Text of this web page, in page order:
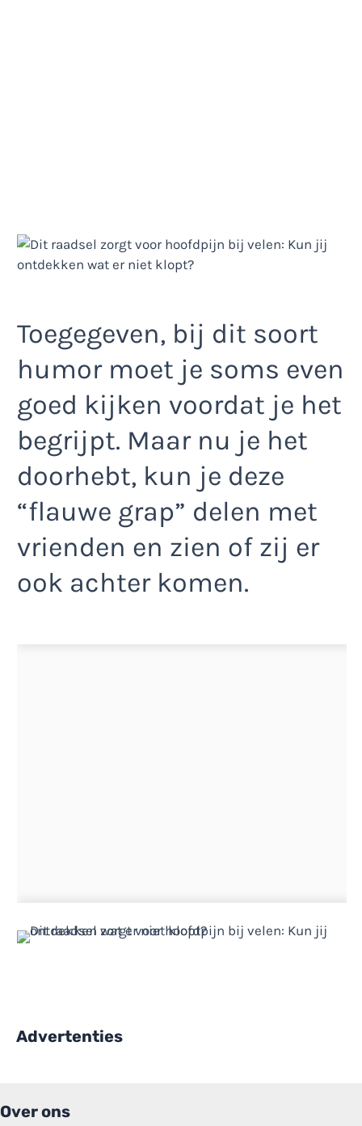
Toegegeven, bij dit soort
humor moet je soms even
goed kijken voordat je het
begrijpt. Maar nu je het
doorhebt, kun je deze
“flauwe grap” delen met
vrienden en zien of zij er
ook achter komen.
Advertenties
Over ons